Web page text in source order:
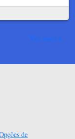
Ver mais
de